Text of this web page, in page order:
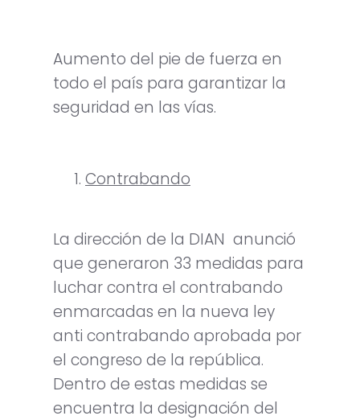
Aumento del pie de fuerza en
todo el país para garantizar la
seguridad en las vías.
Contrabando
La dirección de la DIAN anunció
que generaron 33 medidas para
luchar contra el contrabando
enmarcadas en la nueva ley
anti contrabando aprobada por
el congreso de la república.
Dentro de estas medidas se
encuentra la designación del